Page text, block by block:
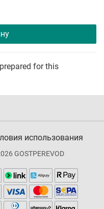
for this
использования
GOSTPEREVOD